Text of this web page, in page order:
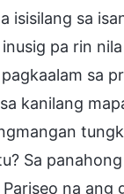
isisilang sa
pa rin
sa
kanilang
Sa
na ang